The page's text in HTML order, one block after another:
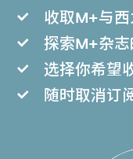
收取M+与
探索M+杂
选择你希望
随时取消订